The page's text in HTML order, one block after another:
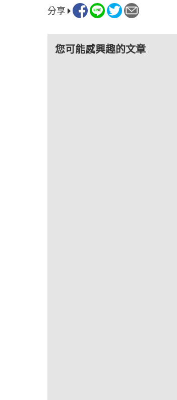
分享
您可能感興趣的文章